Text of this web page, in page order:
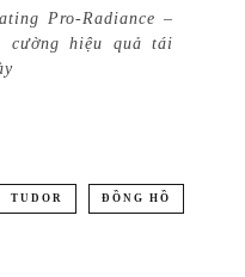
Pro-Radiance –
cường hiệu quả tái
TUDOR ĐỒNG HỒ